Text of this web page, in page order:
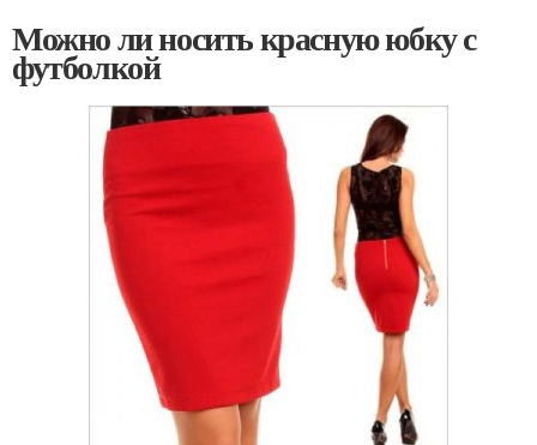
Можно ли носить красную юбку с
футболкой